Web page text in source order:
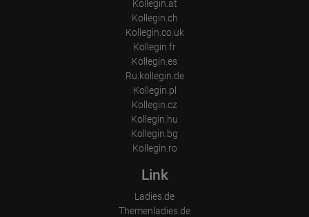
Kollegin.at
Kollegin.ch
Kollegin.co.uk
Kollegin.fr
Kollegin.es
Ru.kollegin.de
Kollegin.pl
Kollegin.cz
Kollegin.hu
Kollegin.bg
Kollegin.ro
Link
Ladies.de
Themenladies.de